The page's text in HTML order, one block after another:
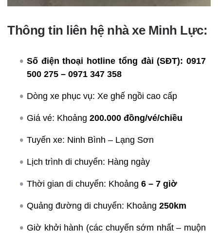
Thông tin liên hệ nhà xe Minh Lực:
Số điện thoại hotline tổng đài (SĐT): 0917
500 275 – 0971 347 358
Dòng xe phục vụ: Xe ghế ngồi cao cấp
Giá vé: Khoảng 200.000 đồng/vé/chiều
Tuyến xe: Ninh Bình – Lạng Sơn
Lịch trình di chuyển: Hàng ngày
Thời gian di chuyển: Khoảng 6 – 7 giờ
Quảng đường di chuyển: Khoảng 250km
Giờ khởi hành (các chuyến sớm nhất – muộn